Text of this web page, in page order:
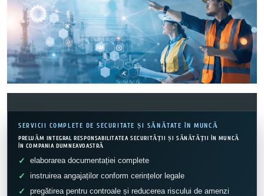
SERVICII COMPLETE DE SECURITATE ȘI SĂNĂTATE ÎN MUNCĂ
PRELUĂM INTEGRAL RESPONSABILITATEA SECURITĂȚII ȘI SĂNĂTĂȚII ÎN MUNCĂ
ÎN COMPANIA DUMNEAVOASTRĂ
elaborarea documentației complete
instruirea angajaților conform cerințelor legale
pregătirea pentru controale și reducerea riscului de amenzi